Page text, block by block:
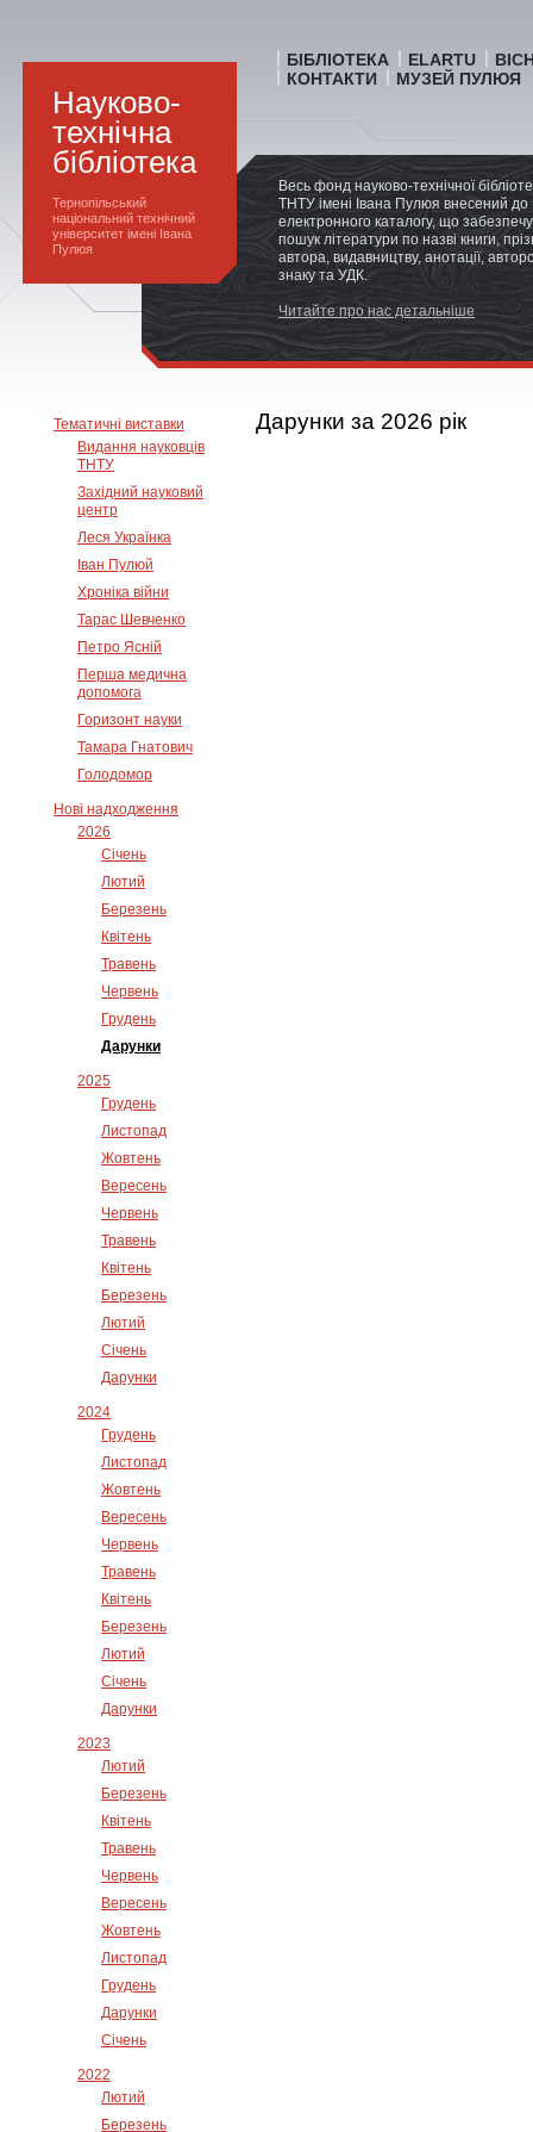
Науково-
технічна
бібліотека
Тернопільський
національний технічний
університет імені Івана
Пулюя
БІБЛІОТЕКА ELARTU
КОНТАКТИ
МУЗЕЙ ПУЛЮЯ
Весь фонд науково-технічної
ТНТУ імені Івана Пулюя внесений до
електронного каталогу, що
пошук літератури по назві книги,
автора, видавництву, анотації,
знаку та УДК.
Читайте про нас детальніше
Тематичні виставки
Видання науковців
ТНТУ
Західний науковий
центр
Леся Українка
Іван Пулюй
Хроніка війни
Тарас Шевченко
Петро Ясній
Перша медична
допомога
Горизонт науки
Тамара Гнатович
Голодомор
Нові надходження
2026
Січень
Лютий
Березень
Квітень
Травень
Червень
Грудень
Дарунки
2025
Грудень
Листопад
Жовтень
Вересень
Червень
Травень
Квітень
Березень
Лютий
Січень
Дарунки
2024
Грудень
Листопад
Жовтень
Вересень
Червень
Травень
Квітень
Березень
Лютий
Січень
Дарунки
2023
Лютий
Березень
Квітень
Травень
Червень
Вересень
Жовтень
Листопад
Грудень
Дарунки
Січень
2022
Лютий
Березень
Дарунки за 2026 рік